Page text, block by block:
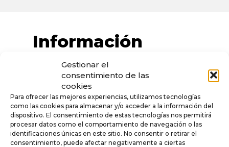
Gestionar el
consentimiento de las
cookies
Para ofrecer las mejores experiencias, utilizamos tecnologías
como las cookies para almacenar y/o acceder a la información del
dispositivo. El consentimiento de estas tecnologías nos permitirá
procesar datos como el comportamiento de navegación o las
identificaciones únicas en este sitio. No consentir o retirar el
consentimiento, puede afectar negativamente a ciertas
Información
adicional
Rojo
Sexo
Mujer